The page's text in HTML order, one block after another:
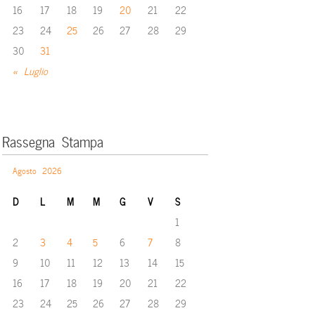
« Luglio
16
17 18 19 20 21
22
23
24 25 26 27 28
29
30
31
Rassegna Stampa
Agosto 2026
D L M M G V S
1
2
3 4 5 6 7
8
9
10 11 12 13 14
15
16
17 18 19 20 21
22
23
24 25 26 27 28
29